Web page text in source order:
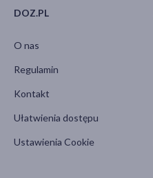
DOZ.PL
O nas
Regulamin
Kontakt
Ułatwienia dostępu
Ustawienia Cookie